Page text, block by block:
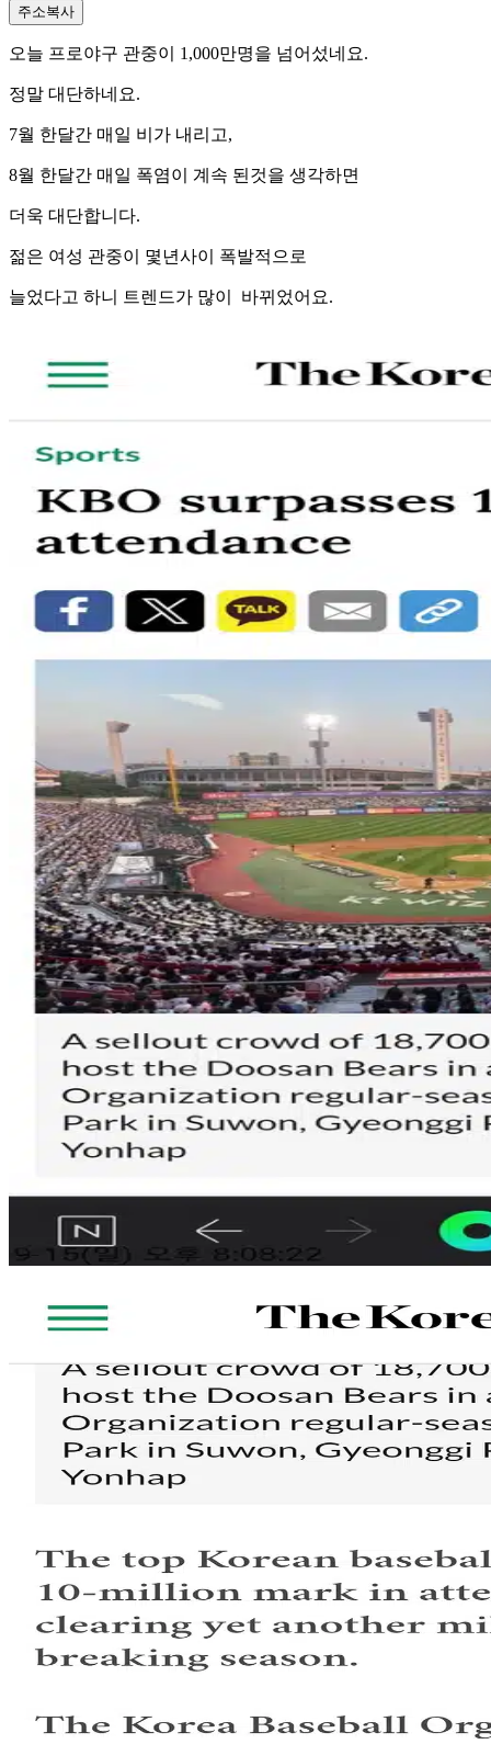
주소복사
오늘 프로야구 관중이 1,000만명을 넘어섰네요.
정말 대단하네요.
7월 한달간 매일 비가 내리고,
8월 한달간 매일 폭염이 계속 된것을 생각하면
더욱 대단합니다.
젊은 여성 관중이 몇년사이 폭발적으로
늘었다고 하니 트렌드가 많이 바뀌었어요.